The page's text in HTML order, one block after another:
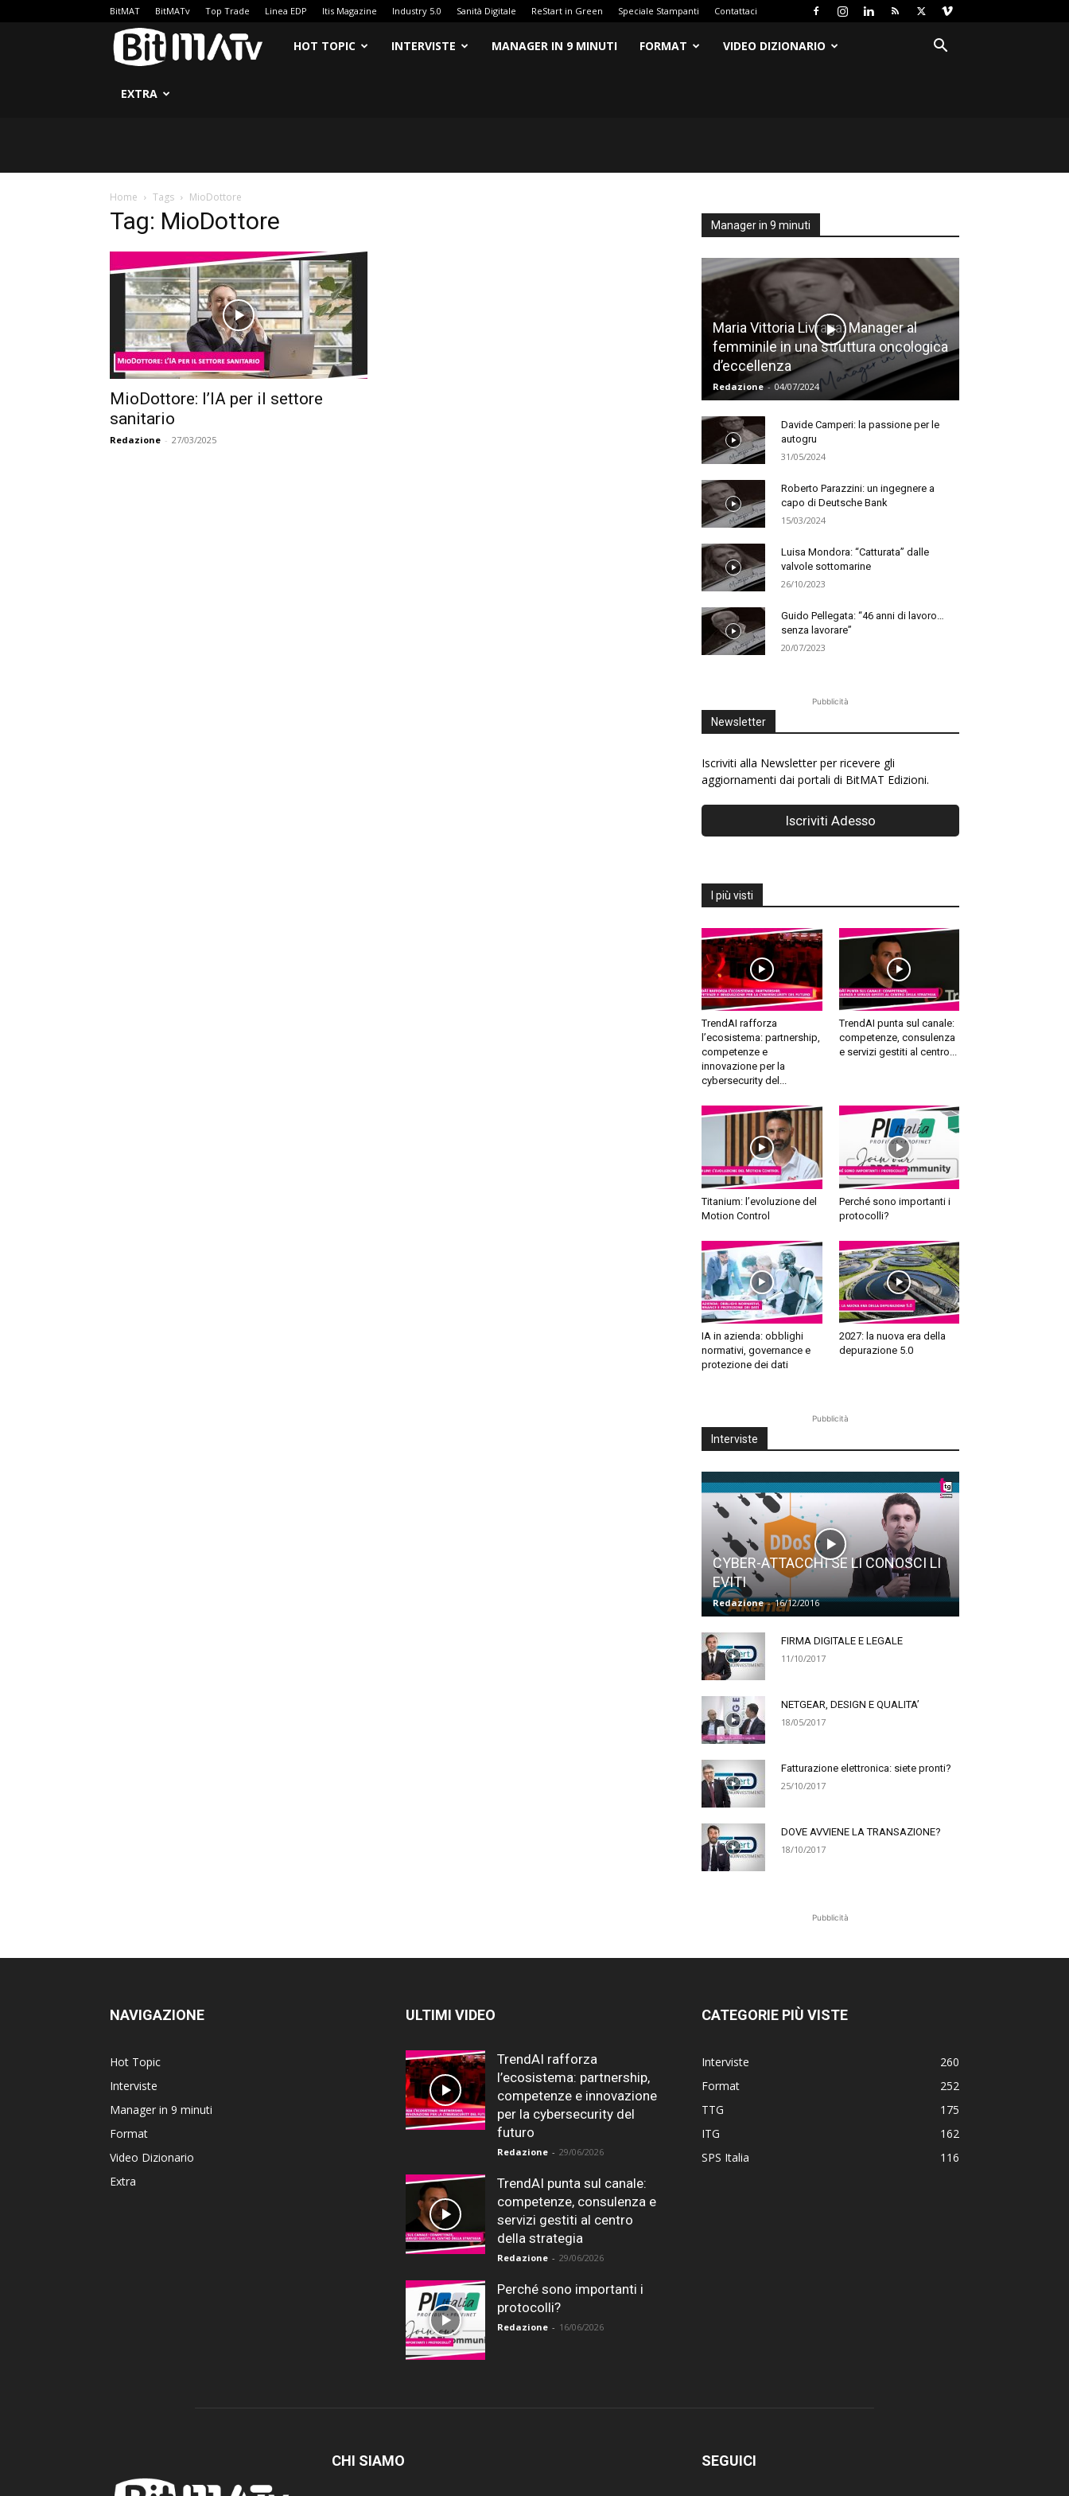
BitMAT BitMATv Top Trade Linea EDP Itis Magazine Industry 5.0 Sanità Digitale ReStart in Green Speciale Stampanti Contattaci
BitMATv
HOT TOPIC INTERVISTE MANAGER IN 9 MINUTI FORMAT VIDEO DIZIONARIO
EXTRA
Home Tags MioDottore
Tag: MioDottore
MioDottore: l’IA per il settore
sanitario
Redazione - 27/03/2025
Manager in 9 minuti
Maria Vittoria Livraga: Manager al
femminile in una struttura oncologica
d’eccellenza
Redazione - 04/07/2024
Davide Camperi: la passione per le
autogru
31/05/2024
Roberto Parazzini: un ingegnere a
capo di Deutsche Bank
15/03/2024
Luisa Mondora: “Catturata” dalle
valvole sottomarine
26/10/2023
Guido Pellegata: “46 anni di lavoro…
senza lavorare”
20/07/2023
Pubblicità
Newsletter
Iscriviti alla Newsletter per ricevere gli
aggiornamenti dai portali di BitMAT Edizioni.
I più visti
TrendAI rafforza
l’ecosistema: partnership,
competenze e
innovazione per la
cybersecurity del...
TrendAI punta sul canale:
competenze, consulenza
e servizi gestiti al centro...
Titanium: l’evoluzione del
Motion Control
Perché sono importanti i
protocolli?
IA in azienda: obblighi
normativi, governance e
protezione dei dati
2027: la nuova era della
depurazione 5.0
Pubblicità
Interviste
CYBER-ATTACCHI SE LI CONOSCI LI
EVITI
Redazione - 16/12/2016
FIRMA DIGITALE E LEGALE
11/10/2017
NETGEAR, DESIGN E QUALITA’
18/05/2017
Fatturazione elettronica: siete pronti?
25/10/2017
DOVE AVVIENE LA TRANSAZIONE?
18/10/2017
Pubblicità
NAVIGAZIONE
Hot Topic
Interviste
Manager in 9 minuti
Format
Video Dizionario
Extra
ULTIMI VIDEO
TrendAI rafforza
l’ecosistema: partnership,
competenze e innovazione
per la cybersecurity del
futuro
Redazione - 29/06/2026
TrendAI punta sul canale:
competenze, consulenza e
servizi gestiti al centro
della strategia
Redazione - 29/06/2026
Perché sono importanti i
protocolli?
Redazione - 16/06/2026
CATEGORIE PIÙ VISTE
Interviste
260
Format
252
TTG
175
ITG
162
SPS Italia
116
CHI SIAMO SEGUICI